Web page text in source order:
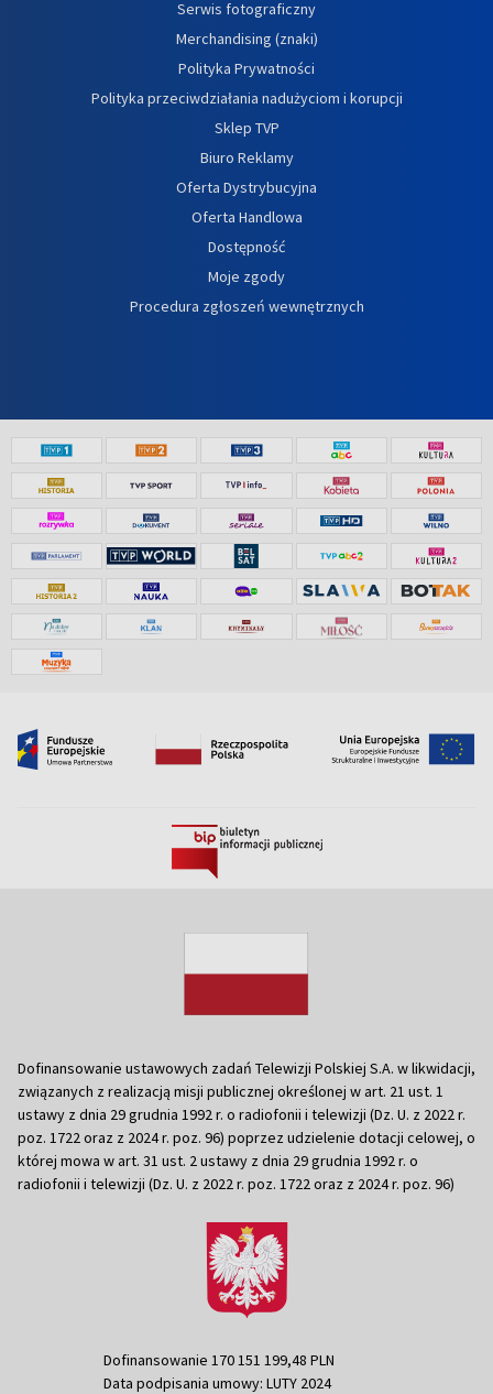
Serwis fotograficzny
Merchandising (znaki)
Polityka Prywatności
Polityka przeciwdziałania nadużyciom i korupcji
Sklep TVP
Biuro Reklamy
Oferta Dystrybucyjna
Oferta Handlowa
Dostępność
Moje zgody
Procedura zgłoszeń wewnętrznych
Dofinansowanie ustawowych zadań Telewizji Polskiej S.A. w likwidacji,
związanych z realizacją misji publicznej określonej w art. 21 ust. 1
ustawy z dnia 29 grudnia 1992 r. o radiofonii i telewizji (Dz. U. z 2022 r.
poz. 1722 oraz z 2024 r. poz. 96) poprzez udzielenie dotacji celowej, o
której mowa w art. 31 ust. 2 ustawy z dnia 29 grudnia 1992 r. o
radiofonii i telewizji (Dz. U. z 2022 r. poz. 1722 oraz z 2024 r. poz. 96)
Dofinansowanie 170 151 199,48 PLN
Data podpisania umowy: LUTY 2024